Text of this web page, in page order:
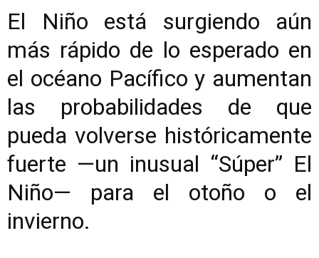
El Niño está surgiendo aún
más rápido de lo esperado en
el océano Pacífico y aumentan
las probabilidades de que
pueda volverse históricamente
fuerte —un inusual “Súper” El
Niño— para el otoño o el
invierno.